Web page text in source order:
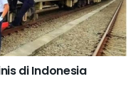
di Indonesia